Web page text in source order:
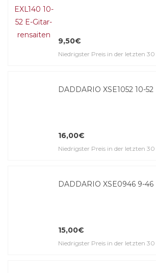
9,50€
Niedrigster Preis in der letzten
DADDARIO XSE1052 10-
16,00€
Niedrigster Preis in der letzten
DADDARIO XSE0946 9-
15,00€
Niedrigster Preis in der letzten